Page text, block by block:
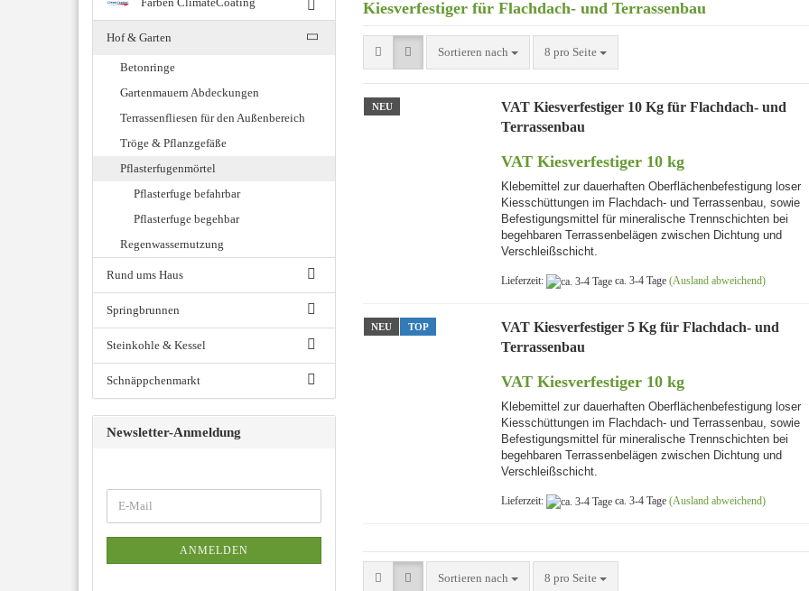
Konto erstellen
ClimateCoating Außen
ClimateCoating Innen
Pflasterfuge begehbar
Betonwerksteinbrunnen
Kiesverfestiger für Flachdach- und Terrassenbau
Sortieren nach 8 pro Seite
NEU
VAT Kiesverfestiger 10 Kg für Flachdach- und
Terrassenbau
VAT Kiesverfestiger 10 kg
Klebemittel zur dauerhaften Oberflächenbefestigung loser
Kiesschüttungen im Flachdach- und Terrassenbau, sowie
Befestigungsmittel für mineralische Trennschichten bei
begehbaren Terrassenbelägen zwischen Dichtung und
Verschleißschicht.
Lieferzeit: ca. 3-4 Tage (Ausland abweichend)
NEU TOP
VAT Kiesverfestiger 5 Kg für Flachdach- und
Terrassenbau
VAT Kiesverfestiger 10 kg
Klebemittel zur dauerhaften Oberflächenbefestigung loser
Kiesschüttungen im Flachdach- und Terrassenbau, sowie
Befestigungsmittel für mineralische Trennschichten bei
begehbaren Terrassenbelägen zwischen Dichtung und
Verschleißschicht.
Lieferzeit: ca. 3-4 Tage (Ausland abweichend)
Sortieren nach 8 pro Seite
Hof & Garten
Betonringe
Gartenmauern Abdeckungen
Terrassenfliesen für den Außenbereich
Tröge & Pflanzgefäße
Pflasterfugenmörtel
Pflasterfuge befahrbar
Pflasterfuge begehbar
Regenwassernutzung
Rund ums Haus
Springbrunnen
Steinkohle & Kessel
Schnäppchenmarkt
Newsletter-Anmeldung
ANMELDEN